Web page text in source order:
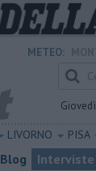
METEO:
Giovedì
LIVORNO PISA
Blog Interviste